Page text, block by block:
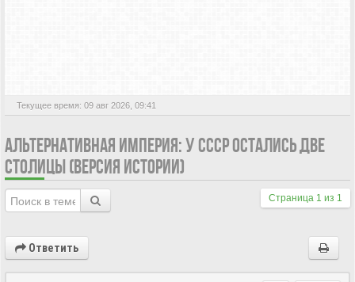
Текущее время: 09 авг 2026, 09:41
АЛЬТЕРНАТИВНАЯ ИМПЕРИЯ: У СССР ОСТАЛИСЬ ДВЕ
СТОЛИЦЫ (ВЕРСИЯ ИСТОРИИ)
Страница 1 из 1
Ответить